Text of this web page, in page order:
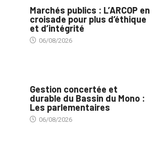
Marchés publics : L’ARCOP en
croisade pour plus d’éthique
et d’intégrité
06/08/2026
Gestion concertée et
durable du Bassin du Mono :
Les parlementaires
06/08/2026